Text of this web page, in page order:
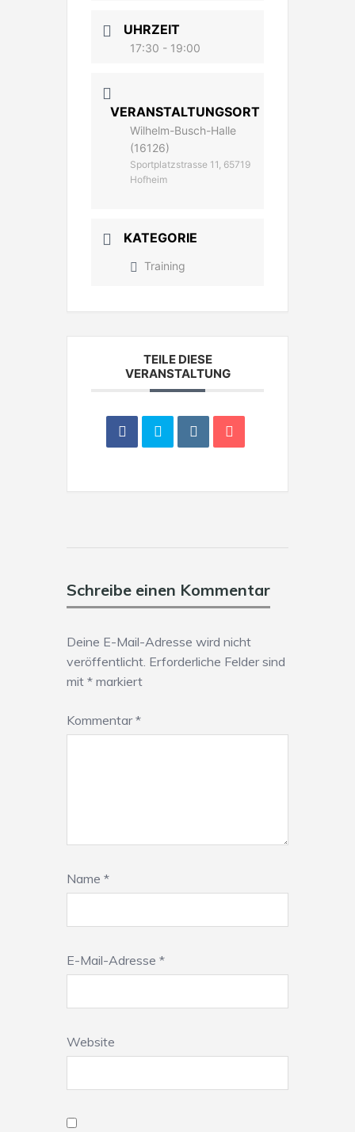
UHRZEIT
17:30 - 19:00
VERANSTALTUNGSORT
Wilhelm-Busch-Halle
(16126)
Sportplatzstrasse 11, 65719
Hofheim
KATEGORIE
Training
TEILE DIESE
VERANSTALTUNG
Schreibe einen Kommentar
Deine E-Mail-Adresse wird nicht
veröffentlicht. Erforderliche Felder sind
mit * markiert
Kommentar*
Name *
E-Mail-Adresse *
Website